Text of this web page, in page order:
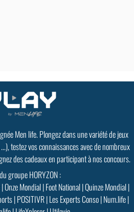
Men life. Plongez dans une variété de jeux
testez vos connaissances avec de nombreux
des cadeaux en participant à nos concours.
groupe HORYZON :
|Onze Mondial|Foot National|Quinze Mondial|
|POSITIVR|Les Experts Conso|Num.life|